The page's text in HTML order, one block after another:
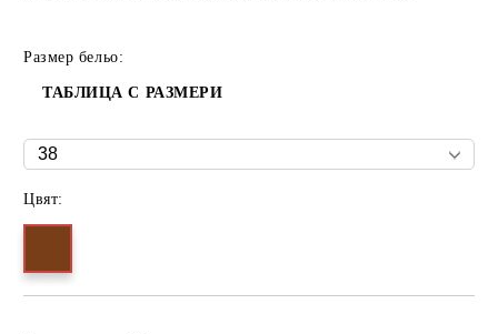
Размер бельо:
ТАБЛИЦА С РАЗМЕРИ
Цвят: